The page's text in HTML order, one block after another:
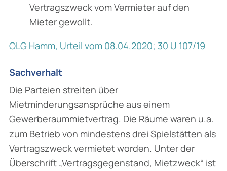
Vertragszweck vom Vermieter auf den
Mieter gewollt.
OLG Hamm, Urteil vom 08.04.2020; 30 U 107/19
Sachverhalt
Die Parteien streiten über
Mietminderungsansprüche aus einem
Gewerberaummietvertrag. Die Räume waren u.a.
zum Betrieb von mindestens drei Spielstätten als
Vertragszweck vermietet worden. Unter der
Überschrift „Vertragsgegenstand, Mietzweck“ ist